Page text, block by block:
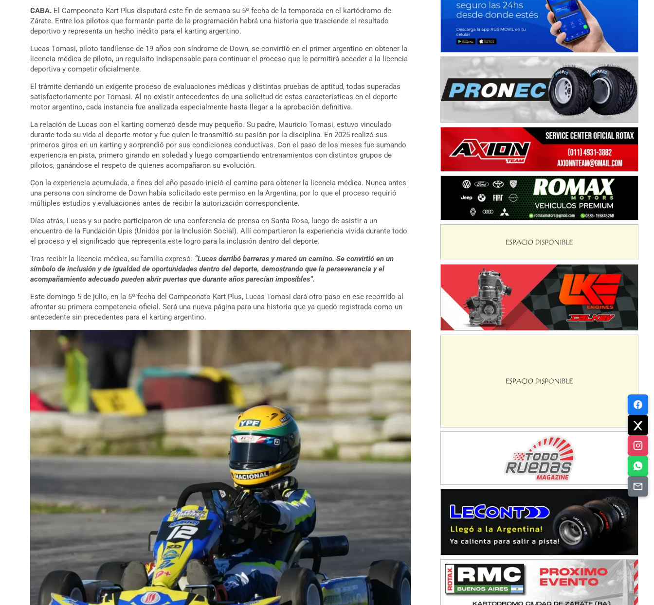
CABA. El Campeonato Kart Plus disputará este fin de semana su 5ª fecha de la temporada en el kartódromo de
Zárate. Entre los pilotos que formarán parte de la programación habrá una historia que trasciende el resultado
deportivo y representa un hecho inédito para el karting argentino.
Lucas Tomasi, piloto tandilense de 19 años con síndrome de Down, se convirtió en el primer argentino en obtener la
licencia médica de piloto, un requisito indispensable para continuar el proceso que le permitirá acceder a la licencia
deportiva y competir oficialmente.
El trámite demandó un exigente proceso de evaluaciones médicas y distintas pruebas de aptitud, todas superadas
satisfactoriamente por Tomasi. Al no existir antecedentes de una solicitud de estas características en el deporte
motor argentino, cada instancia fue analizada especialmente hasta llegar a la aprobación definitiva.
La relación de Lucas con el karting comenzó desde muy pequeño. Su padre, Mauricio Tomasi, estuvo vinculado
durante toda su vida al deporte motor y fue quien le transmitió su pasión por la disciplina. En 2025 realizó sus
primeros giros en un karting y sorprendió por sus condiciones conductivas. Con el paso de los meses fue sumando
experiencia en pista, primero girando en soledad y luego compartiendo entrenamientos con distintos grupos de
pilotos, ganándose el respeto de quienes acompañaron su evolución.
Con la experiencia acumulada, a fines del año pasado inició el camino para obtener la licencia médica. Nunca antes
una persona con síndrome de Down había solicitado este permiso en la Argentina, por lo que el proceso requirió
múltiples estudios y evaluaciones antes de recibir la autorización correspondiente.
Días atrás, Lucas y su padre participaron de una conferencia de prensa en Santa Rosa, luego de asistir a un
encuentro de la Fundación Upis (Unidos por la Inclusión Social). Allí compartieron la experiencia vivida durante todo
el proceso y el significado que representa este logro para la inclusión dentro del deporte.
Tras recibir la licencia médica, su familia expresó: “Lucas derribó barreras y marcó un camino. Se convirtió en un
símbolo de inclusión y de igualdad de oportunidades dentro del deporte, demostrando que la perseverancia y el
acompañamiento adecuado pueden abrir puertas que durante años parecían imposibles”.
Este domingo 5 de julio, en la 5ª fecha del Campeonato Kart Plus, Lucas Tomasi dará otro paso en ese recorrido al
afrontar su primera competencia oficial. Será una nueva página para una historia que ya quedó registrada como un
antecedente sin precedentes para el karting argentino.
Villaguay (Entre Ríos)
El Cerro (Tierra)
Victoria (Entre Ríos)
PATAGONICO - F6
Moto Club Reginense (Tierra)
Gral. E. Godoy (Río Negro)
CSK - F7
Juventud Unida (Tierra)
NORESTE SANTAFESINO - F6
Ciudad de Avellaneda (Asfalto)
Avellaneda (Santa Fe)
SUR SANTAFESINO - F4
José Samuel Sánchez (Tierra)
Rufino (Santa Fe)
TUCUMANO - F5
Juan Navarro (Asfalto)
El Timbó (Tucumán)